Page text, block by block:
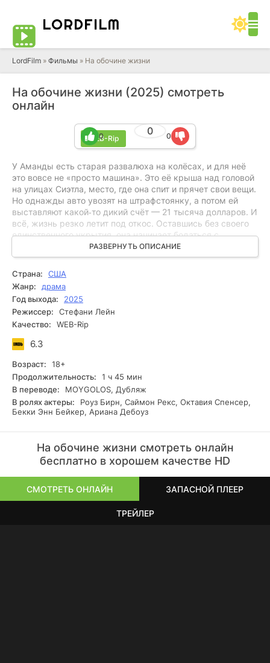
LORDFILM
LordFilm » Фильмы » На обочине жизни
На обочине жизни (2025) смотреть
онлайн
WEB-Rip
0
0 0
У Аманды есть старая развалюха на колёсах, и для неё
это вовсе не «просто машина». Это её крыша над головой
на улицах Сиэтла, место, где она спит и прячет свои вещи.
Но однажды авто увозят на штрафстоянку, а потом ей
выставляют какой‑то дикий счёт — 21 тысяча долларов. И
всё, жизнь резко летит под откос. Оставшись без своего
единственного укрытия, она начинает бодаться с
системой: бумажки, суды, бесконечные правила. Ей
нужно вернуть не только машину, но и ощущение, что она
всё ещё человек, а не строчка в отчёте.
РАЗВЕРНУТЬ ОПИСАНИЕ
Страна:
США
Жанр:
драма
Год выхода:
2025
Режиссер:
Стефани Лейн
Качество:
WEB-Rip
6.3
Возраст:
18+
Продолжительность:
1 ч 45 мин
В переводе:
MOYGOLOS, Дубляж
В ролях актеры:
Роуз Бирн, Саймон Рекс, Октавия Спенсер,
Бекки Энн Бейкер, Ариана Дебоуз
На обочине жизни смотреть онлайн
бесплатно в хорошем качестве HD
СМОТРЕТЬ ОНЛАЙН ЗАПАСНОЙ ПЛЕЕР
ТРЕЙЛЕР